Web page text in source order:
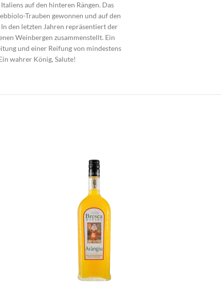
auf den hinteren Rängen. Das
Trauben gewonnen und auf den
den letzten Jahren repräsentiert der
Weinbergen zusammenstellt. Ein
und einer Reifung von mindestens
wahrer König, Salute!